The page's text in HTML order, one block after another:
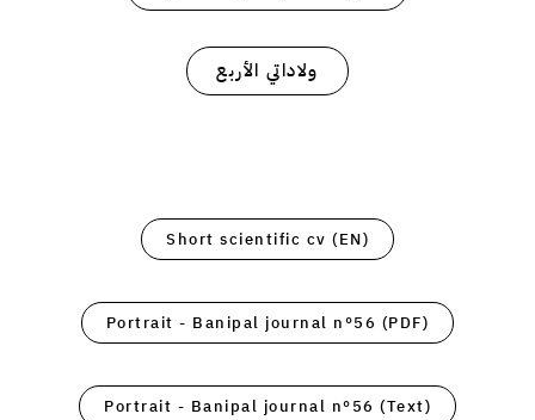
ولاداتي الأربع
Short scientific cv (EN)
Portrait - Banipal journal n°56 (PDF)
Portrait - Banipal journal n°56 (Text)